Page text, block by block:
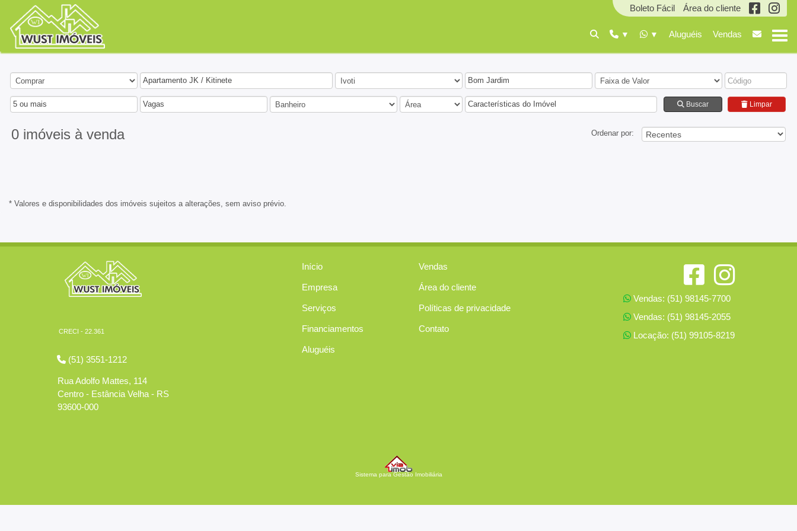
Boleto Fácil Área do cliente
Aluguéis Vendas
Apartamento JK / Kitinete Bom Jardim
5 ou mais Vagas Características do Imóvel Buscar Limpar
0 imóveis à venda Ordenar por:
* Valores e disponibilidades dos imóveis sujeitos a alterações, sem aviso prévio.
CRECI - 22.361
(51) 3551-1212
Rua Adolfo Mattes, 114
Centro - Estância Velha - RS
93600-000
Início
Empresa
Serviços
Financiamentos
Aluguéis
Vendas
Área do cliente
Políticas de privacidade
Contato
Vendas: (51) 98145-7700
Vendas: (51) 98145-2055
Locação: (51) 99105-8219
Sistema para Gestão Imobiliária